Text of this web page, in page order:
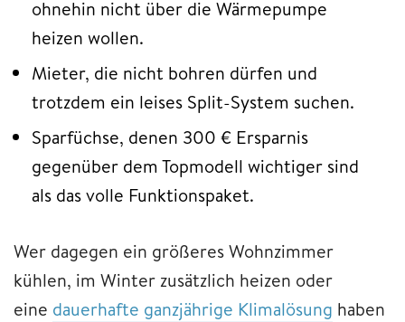
ohnehin nicht über die Wärmepumpe
heizen wollen.
Mieter, die nicht bohren dürfen und
trotzdem ein leises Split-System suchen.
Sparfüchse, denen 300 € Ersparnis
gegenüber dem Topmodell wichtiger sind
als das volle Funktionspaket.
Wer dagegen ein größeres Wohnzimmer
kühlen, im Winter zusätzlich heizen oder
eine dauerhafte ganzjährige Klimalösung haben